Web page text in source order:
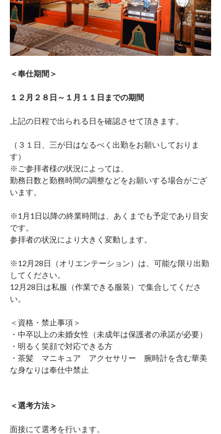
＜奉仕期間＞
１２月２８日～１月１１日までの期間
上記の日程で出られる日を確認させて頂きます。
（３１日、三が日はなるべく出勤をお願いしておりま
す）
※ご参拝者様の状況によっては、
勤務日数と勤務時間の調整などをお願いする場合がござ
います。
※1月1日以降の終業時間は、あくまでも予定であり目安
です。
参拝者の状況により大きく変動します。
※12月28日（オリエンテーション）は、可能な限り出勤
してください。
12月28日は私服（作業できる服装）で集合してくださ
い。
＜資格・禁止事項＞
・中卒以上の未婚女性（未成年は保護者の承諾が必要）
・明るく笑顔で対応できる方
・茶髪 マニキュア アクセサリー 腕時計を含む華美
な身なりは奉仕中禁止
＜選考方法＞
面接にて選考を行います。